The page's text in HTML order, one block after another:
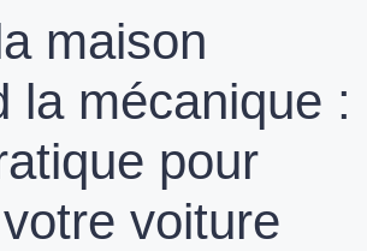
maison
la mécanique :
pour
voiture